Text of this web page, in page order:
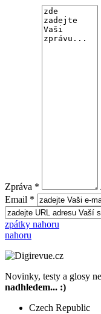
Zpráva *
Email *
zpátky nahoru
nahoru
Novinky, testy a glosy
nadhledem... :)
Czech Republic